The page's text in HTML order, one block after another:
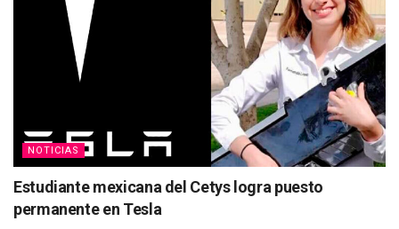
NOTICIAS
Estudiante mexicana del Cetys logra puesto
permanente en Tesla